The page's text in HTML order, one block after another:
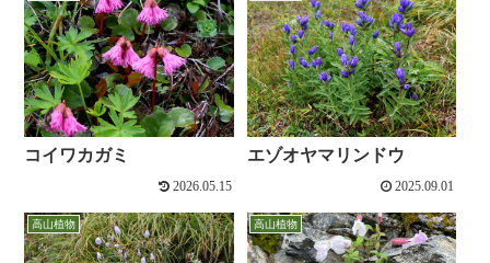
コイワカガミ
2026.05.15
エゾオヤマリンドウ
2025.09.01
高山植物 高山植物